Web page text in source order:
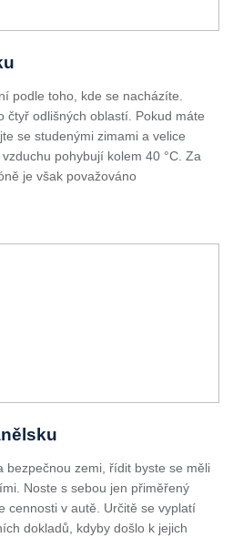
podle toho, kde se nacházíte.
čtyř odlišných oblastí. Pokud máte
se studenými zimami a velice
pohybují kolem 40 °C. Za
je však považováno
bezpečnou zemi, řídit byste se měli
Noste s sebou jen přiměřený
cennosti v autě. Určitě se vyplatí
dokladů, kdyby došlo k jejich